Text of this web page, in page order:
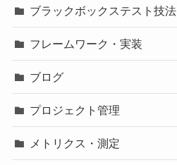
ブラックボックステスト技法
フレームワーク・実装
ブログ
プロジェクト管理
メトリクス・測定